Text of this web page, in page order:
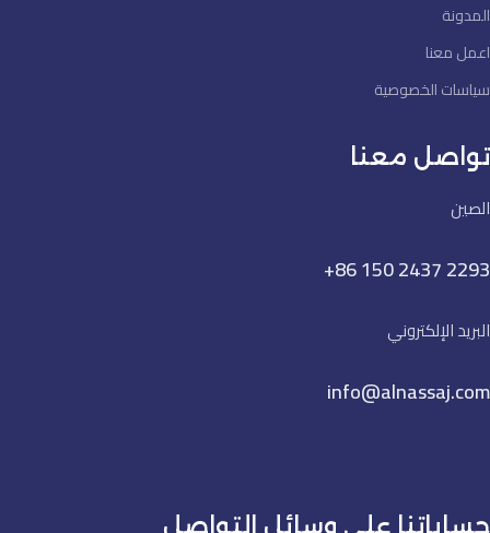
المدونة
اعمل معنا
سياسات الخصوصية
تواصل معنا
الصين
+86 150 2437 2293
البريد الإلكتروني
info@alnassaj.com
حساباتنا على وسائل التواصل